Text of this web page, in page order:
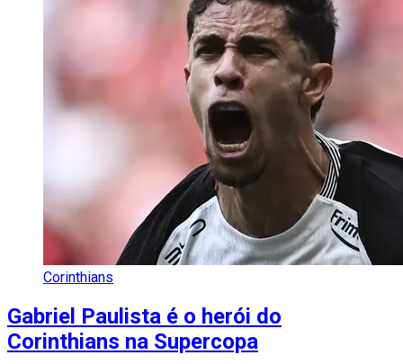
Corinthians
Gabriel Paulista é o herói do
Corinthians na Supercopa